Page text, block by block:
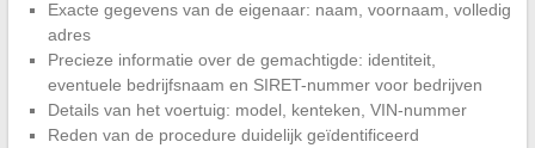
Exacte gegevens van de eigenaar: naam, voornaam, volledig
adres
Precieze informatie over de gemachtigde: identiteit,
eventuele bedrijfsnaam en SIRET-nummer voor bedrijven
Details van het voertuig: model, kenteken, VIN-nummer
Reden van de procedure duidelijk geïdentificeerd